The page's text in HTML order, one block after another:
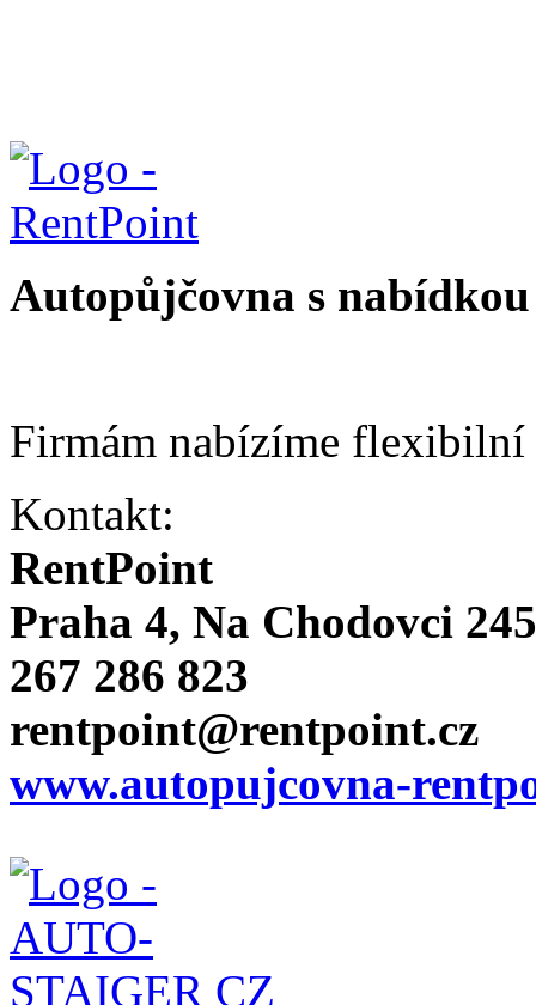
Autopůjčovna s
Firmám nabízíme flexibilní
Kontakt:
RentPoint
Praha 4, Na Chodovci
267 286 823
rentpoint@rentpoint.cz
www.autopujcovna-